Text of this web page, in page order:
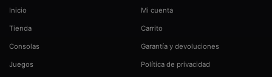
Inicio
Tienda
Consolas
Juegos
Mi cuenta
Carrito
Garantía y devoluciones
Política de privacidad